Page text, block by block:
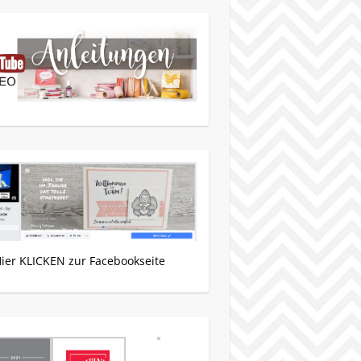
KLICKEN zur Facebookseite